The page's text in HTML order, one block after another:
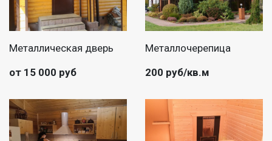
Металлическая дверь
от 15 000 руб
Металлочерепица
200 руб/кв.м